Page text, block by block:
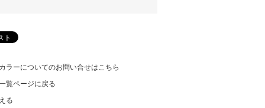
ラーについてのお問い合せはこちら
覧ページに戻る
る